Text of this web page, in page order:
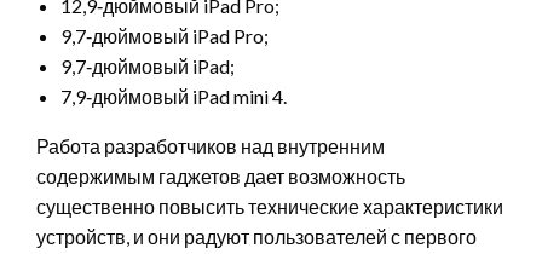
12,9‑дюймовый iPad Pro;
9,7‑дюймовый iPad Pro;
9,7‑дюймовый iPad;
7,9‑дюймовый iPad mini 4.
Работа разработчиков над внутренним
содержимым гаджетов дает возможность
существенно повысить технические характеристики
устройств, и они радуют пользователей с первого